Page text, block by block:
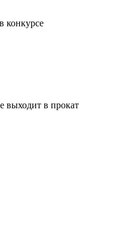
конкурсе
выходит в прокат